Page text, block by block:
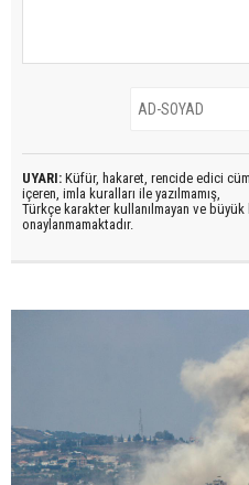
UYARI: Küfür, hakaret, rencide edici
içeren, imla kuralları ile yazılmamış,
Türkçe karakter kullanılmayan ve büyük
onaylanmamaktadır.